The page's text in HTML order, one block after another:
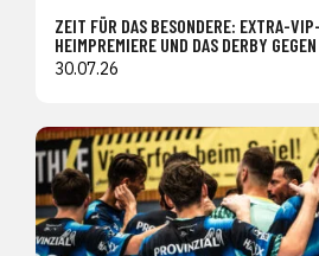
ZEIT FÜR DAS BESONDERE: EXTRA-
HEIMPREMIERE UND DAS DERBY
30.07.26